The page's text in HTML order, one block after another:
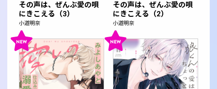
その声は、ぜんぶ愛の唄
にきこえる（3）
小道明奈
その声は、ぜんぶ愛の唄
にきこえる（2）
小道明奈